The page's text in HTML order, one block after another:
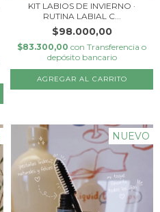
KIT LABIOS DE INVIERNO ·
RUTINA LABIAL C...
$98.000,00
$83.300,00 con Transferencia o
depósito bancario
NUEVO